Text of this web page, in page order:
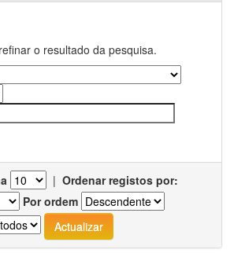
o resultado da pesquisa.
| Ordenar registos por:
Por ordem